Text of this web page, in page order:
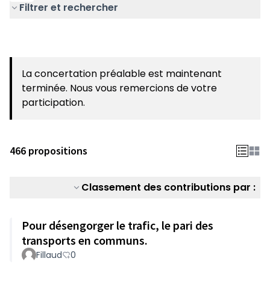
Filtrer et rechercher
La concertation préalable est maintenant
terminée. Nous vous remercions de votre
participation.
466 propositions
Classement des contributions par :
Pour désengorger le trafic, le pari des
transports en communs.
Fillaud 0